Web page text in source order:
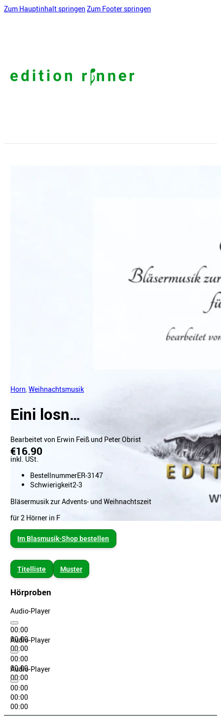
Zum Hauptinhalt springen Zum Footer springen
Horn ,Weihnachtsmusik
Eini losn…
Bearbeitet von Erwin Feiß und Peter Obrist
€16.90
inkl. USt.
BestellnummerER-3147
Schwierigkeit2-3
Bläsermusik zur Advents- und Weihnachtszeit
für 2 Hörner in F
Im Blasmusik-Shop bestellen
Titelliste Muster
Hörproben
Audio-Player
00:00
00:00
00:00
Audio-Player
00:00
00:00
00:00
Audio-Player
00:00
00:00
00:00